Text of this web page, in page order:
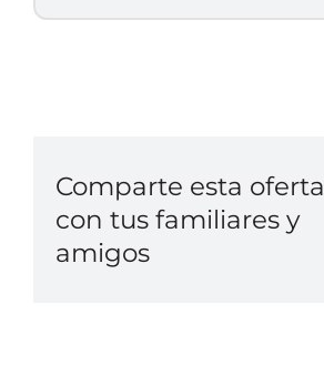
Comparte esta oferta
con tus familiares y
amigos